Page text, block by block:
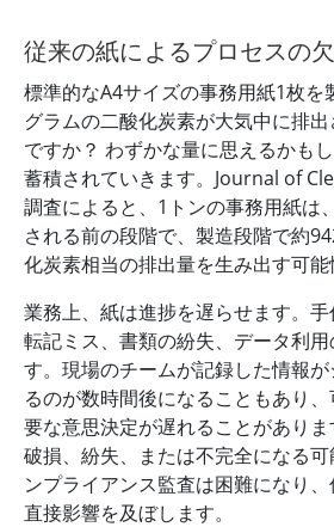
従来の紙によるプロセスの
標準的なA4サイズの事務用紙1枚を
グラムの二酸化炭素が大気中に排
ですか？ わずかな量に思えるかも
蓄積されていきます。Journal of
調査によると、1トンの事務用紙は
される前の段階で、製造段階で約
化炭素相当の排出量を生み出す可能
業務上、紙は進捗を遅らせます。手
転記ミス、書類の紛失、データ利
す。現場のチームが記録した情報
るのが数時間後になることもあり
要な意思決定が遅れることがあり
破損、紛失、または不完全になる
ンプライアンス監査は困難になり
直接影響を及ぼします。